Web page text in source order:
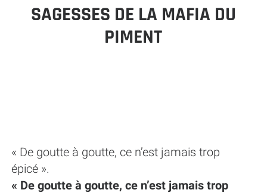
SAGESSES DE LA MAFIA DU
PIMENT
« De goutte à goutte, ce n’est jamais trop
épicé ».
« De goutte à goutte, ce n’est jamais trop